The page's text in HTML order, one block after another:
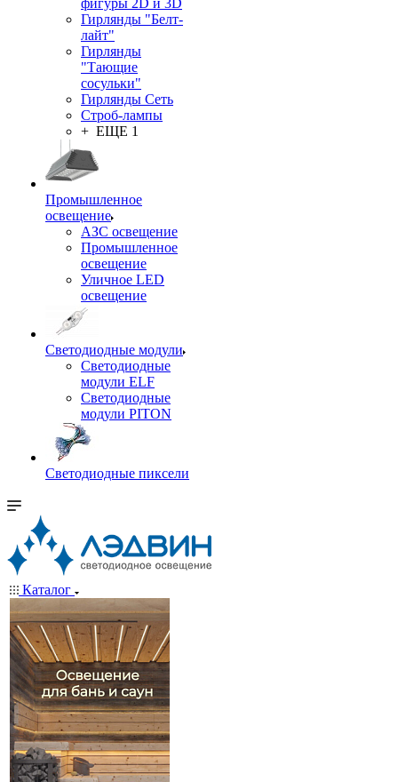
фигуры 2D и 3D
Гирлянды "Белт-
лайт"
Гирлянды
"Тающие
сосульки"
Гирлянды Сеть
Строб-лампы
+ ЕЩЕ 1
Промышленное
освещение
АЗС освещение
Промышленное
освещение
Уличное LED
освещение
Светодиодные модули
Светодиодные
модули ELF
Светодиодные
модули PITON
Светодиодные пиксели
Каталог